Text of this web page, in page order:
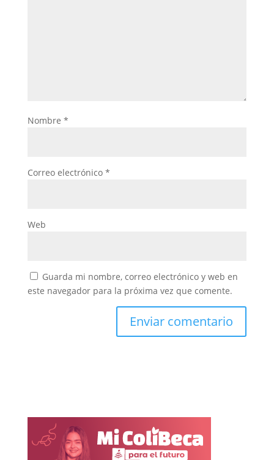
Nombre *
Correo electrónico *
Web
Guarda mi nombre, correo electrónico y web en
este navegador para la próxima vez que comente.